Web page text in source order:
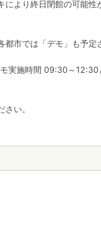
により終日閉館の可能性
都市では「デモ」も予
実施時間 09:30～
い。